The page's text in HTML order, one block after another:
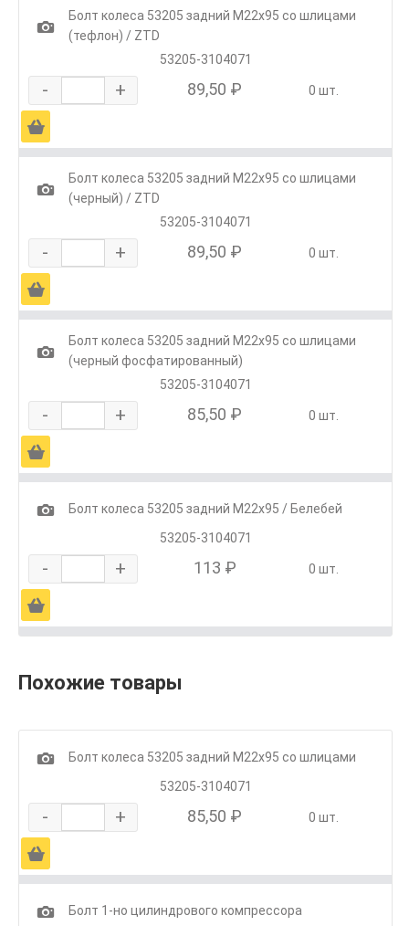
1
Болт колеса 53205 задний М22х95 со шлицами
(тефлон) / ZTD
53205-3104071
- + 89,50 ₽ 0 шт.
Ä
1
Болт колеса 53205 задний М22х95 со шлицами
(черный) / ZTD
53205-3104071
- + 89,50 ₽ 0 шт.
Ä
1
Болт колеса 53205 задний М22х95 со шлицами
(черный фосфатированный)
53205-3104071
- + 85,50 ₽ 0 шт.
Ä
1
Болт колеса 53205 задний М22х95 / Белебей
53205-3104071
- + 113 ₽ 0 шт.
Ä
Похожие товары
1
Болт колеса 53205 задний М22х95 со шлицами
53205-3104071
- + 85,50 ₽ 0 шт.
Ä
1
Болт 1-но цилиндрового компрессора